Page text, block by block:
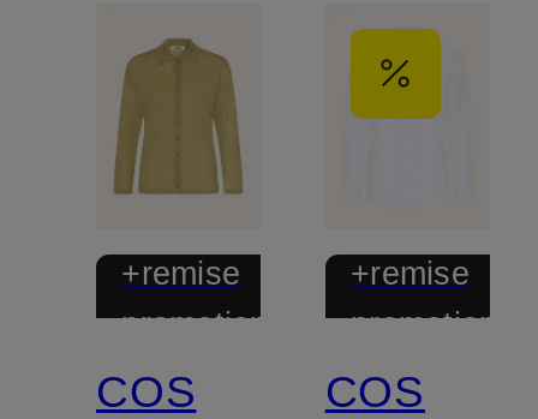
+remise
promotionnelle
COS
+remise
COS